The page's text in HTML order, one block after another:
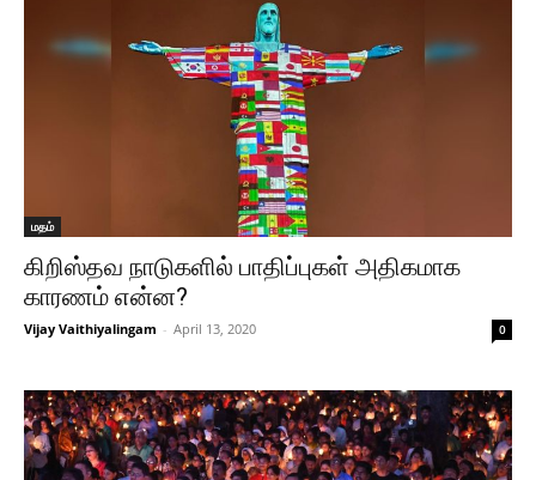
மதம்
கிறிஸ்தவ நாடுகளில் பாதிப்புகள் அதிகமாக
காரணம் என்ன?
Vijay Vaithiyalingam - April 13, 2020 0